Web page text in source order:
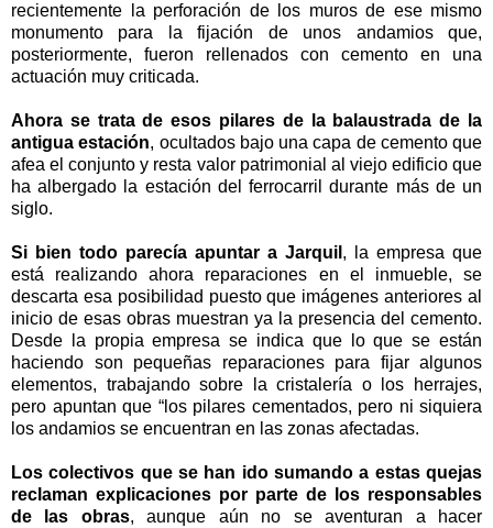
recientemente la perforación de los muros de ese mismo
monumento para la fijación de unos andamios que,
posteriormente, fueron rellenados con cemento en una
actuación muy criticada.
Ahora se trata de esos pilares de la balaustrada de la
antigua estación, ocultados bajo una capa de cemento que
afea el conjunto y resta valor patrimonial al viejo edificio que
ha albergado la estación del ferrocarril durante más de un
siglo.
Si bien todo parecía apuntar a Jarquil , la empresa que
está realizando ahora reparaciones en el inmueble, se
descarta esa posibilidad puesto que imágenes anteriores al
inicio de esas obras muestran ya la presencia del cemento.
Desde la propia empresa se indica que lo que se están
haciendo son pequeñas reparaciones para fijar algunos
elementos, trabajando sobre la cristalería o los herrajes,
pero apuntan que “los pilares cementados, pero ni siquiera
los andamios se encuentran en las zonas afectadas.
Los colectivos que se han ido sumando a estas quejas
reclaman explicaciones por parte de los responsables
de las obras, aunque aún no se aventuran a hacer